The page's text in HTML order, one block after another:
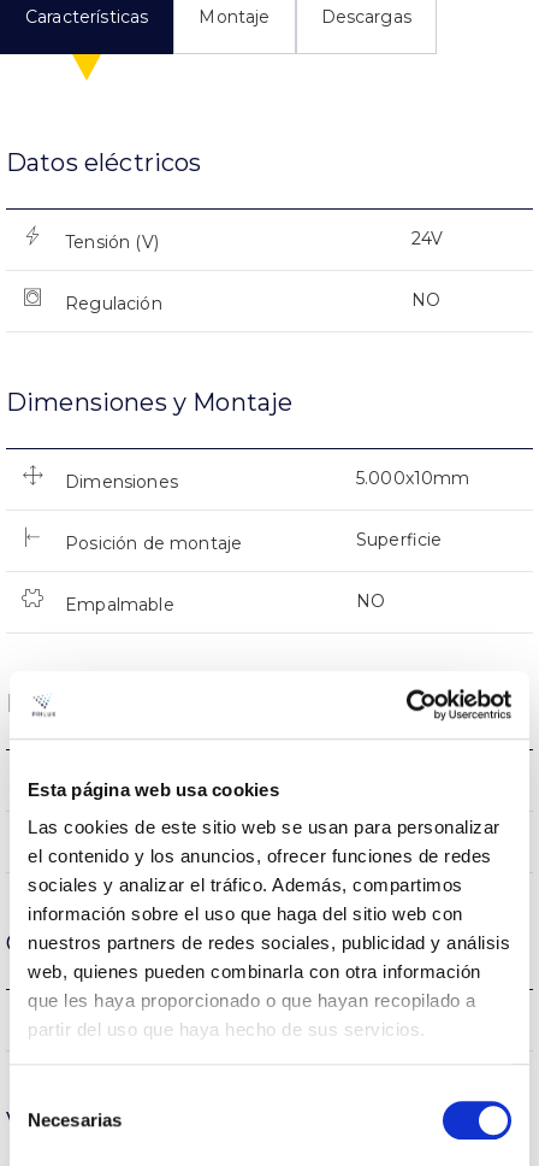
Esta página web usa cookies
Las cookies de este sitio web se usan para personalizar
el contenido y los anuncios, ofrecer funciones de redes
sociales y analizar el tráfico. Además, compartimos
información sobre el uso que haga del sitio web con
nuestros partners de redes sociales, publicidad y análisis
web, quienes pueden combinarla con otra información
que les haya proporcionado o que hayan recopilado a
partir del uso que haya hecho de sus servicios.
de Necesarias
Características Montaje Descargas
Datos eléctricos
Tensión (V) 24V
Regulación NO
Dimensiones y Montaje
Dimensiones 5.000x10mm
Posición de montaje Superficie
Empalmable NO
Datos ópticos
Temperatura de color
CRI Índice de repr. cromática 90
Carcasa y Acabado
IP Índice de estanqueidad
Vida